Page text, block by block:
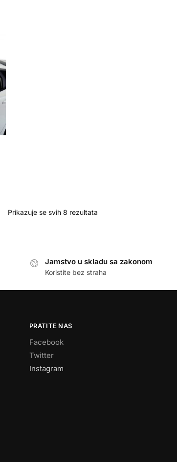
Prikazuje se svih 8 rezultata
Jamstvo u skladu sa zakonom
Koristite bez straha
PRATITE NAS
Facebook
Twitter
Instagram